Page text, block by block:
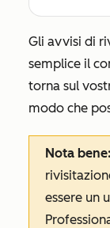
Gli avvisi di
semplice il
torna sul
modo che
Nota bene:
essere un